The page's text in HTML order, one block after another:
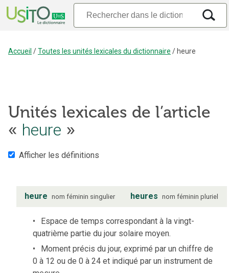
Accueil /Toutes les unités lexicales du dictionnaire / heure
Unités lexicales de l’article
« heure »
Afficher les définitions
heure nom féminin singulier heures nom féminin pluriel
Espace de temps correspondant à la vingt-
quatrième partie du jour solaire moyen.
Moment précis du jour, exprimé par un chiffre de
0 à 12 ou de 0 à 24 et indiqué par un instrument de